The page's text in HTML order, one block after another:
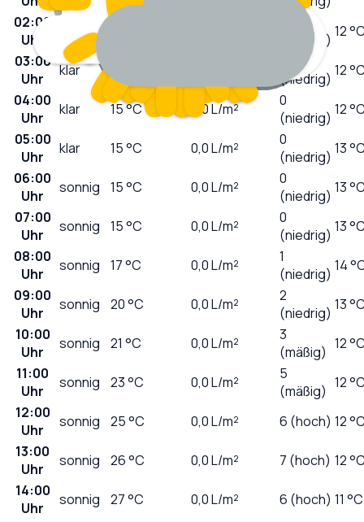
02:00
Uhr
(niedrig) 12
03:00
Uhr
klar
(niedrig) 12
04:00
Uhr
klar 15°C 0,0L/m²
0
(niedrig) 12
05:00
Uhr
klar 15°C 0,0L/m²
0
(niedrig) 13
06:00
Uhr
sonnig 15°C 0,0L/m²
0
(niedrig) 13
07:00
Uhr
sonnig 15°C 0,0L/m²
0
(niedrig) 13
08:00
Uhr
sonnig 17°C 0,0L/m²
1
(niedrig) 14
09:00
Uhr
sonnig 20°C 0,0L/m²
2
(niedrig) 13
10:00
Uhr
sonnig 21 °C 0,0L/m²
3
(mäßig) 12
11:00
Uhr
sonnig 23°C 0,0L/m²
5
(mäßig) 12
12:00
Uhr
sonnig 25°C 0,0L/m² 6 (hoch) 12
13:00
Uhr
sonnig 26°C 0,0L/m² 7 (hoch) 12
14:00
Uhr
sonnig 27°C 0,0L/m² 6 (hoch) 11 °C